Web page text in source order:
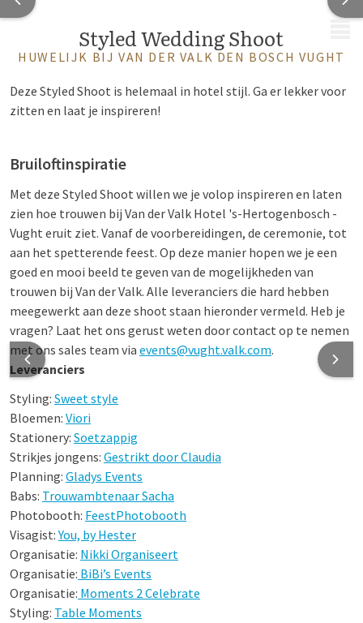
Styled Wedding Shoot
HUWELIJK BIJ VAN DER VALK DEN BOSCH VUGHT
Deze Styled Shoot is helemaal in hotel stijl. Ga er lekker voor
zitten en laat je inspireren!
Bruiloftinspiratie
Met deze Styled Shoot willen we je volop inspireren en laten
zien hoe trouwen bij Van der Valk Hotel 's-Hertogenbosch -
Vught eruit ziet. Vanaf de voorbereidingen, de ceremonie, tot
aan het spetterende feest. Op deze manier hopen we je een
goed en mooi beeld te geven van de mogelijkheden van
trouwen bij Van der Valk. Alle leveranciers die hard hebben
meegewerkt aan deze shoot staan hieronder vermeld. Heb je
vragen? Laat het ons gerust weten door contact op te nemen
met ons sales team via events@vught.valk.com.
Leveranciers
Styling: Sweet style
Bloemen: Viori
Stationery: Soetzappig
Strikjes jongens: Gestrikt door Claudia
Planning: Gladys Events
Babs: Trouwambtenaar Sacha
Photobooth: FeestPhotobooth
Visagist:You, by Hester
Organisatie: Nikki Organiseert
Organisatie: BiBi’s Events
Organisatie: Moments 2 Celebrate
Styling: Table Moments